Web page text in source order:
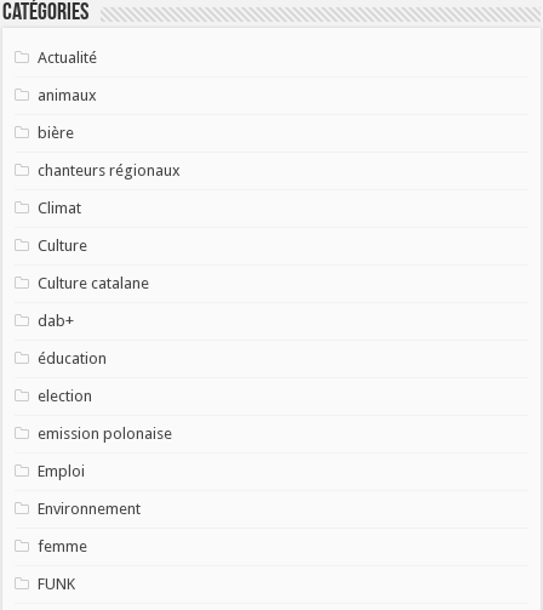
Catégories
Actualité
animaux
bière
chanteurs régionaux
Climat
Culture
Culture catalane
dab+
éducation
election
emission polonaise
Emploi
Environnement
femme
FUNK